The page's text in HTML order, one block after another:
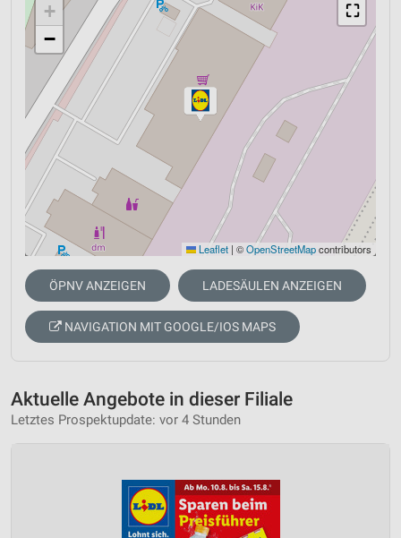
⛶
+
−
Leaflet | ©OpenStreetMapcontributors
ÖPNV ANZEIGEN LADESÄULEN ANZEIGEN
NAVIGATION MIT GOOGLE/IOS MAPS
Aktuelle Angebote in dieser Filiale
Letztes Prospektupdate: vor 4 Stunden